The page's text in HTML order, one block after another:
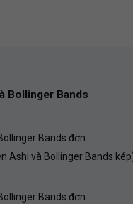
Bollinger Bands
Bands đơn
Ashi và Bollinger Bands
Bands đơn